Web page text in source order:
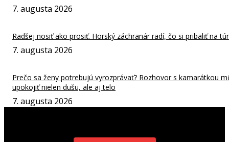
7. augusta 2026
Radšej nosiť ako prosiť. Horský záchranár radí, čo si pribaliť na
7. augusta 2026
Prečo sa ženy potrebujú vyrozprávať? Rozhovor s kamarátkou
upokojiť nielen dušu, ale aj telo
7. augusta 2026